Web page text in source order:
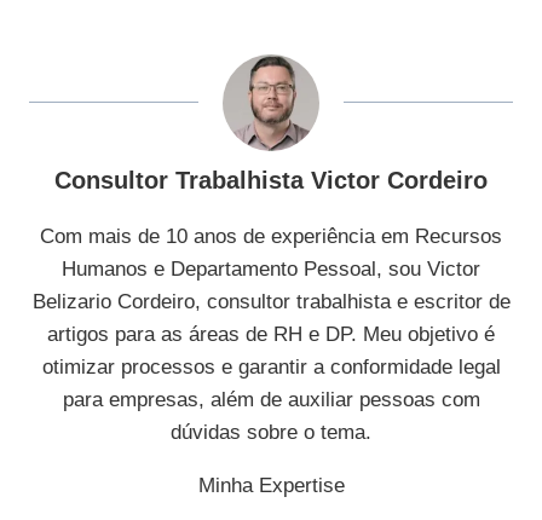
Consultor Trabalhista Victor Cordeiro
Com mais de 10 anos de experiência em Recursos
Humanos e Departamento Pessoal, sou Victor
Belizario Cordeiro, consultor trabalhista e escritor de
artigos para as áreas de RH e DP. Meu objetivo é
otimizar processos e garantir a conformidade legal
para empresas, além de auxiliar pessoas com
dúvidas sobre o tema.
Minha Expertise